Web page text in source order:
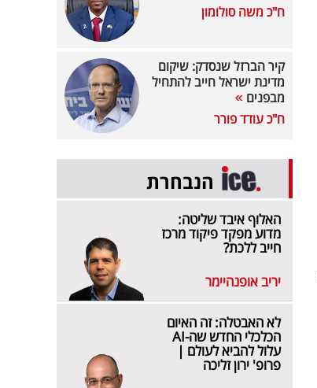
ח"כ משה סולומון
קיר הברזל שנסדק: שיקום
מדינת ישראל חייב להתחיל
מבפנים
ח"כ עודד פורר
הנבחרת
האלוף איבד שליטה:
מדוע מפקד פיקוד מרכז
חייב ללכת?
יריב אופנהיימר
לא האבטלה: זה האיום
הכלכלי החדש שה-AI
עלול להביא לעולם |
פרופ' ירון זליכה